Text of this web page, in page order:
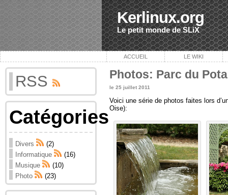
Kerlinux.org
Le petit monde de SLiX
ACCUEIL LE WIKI
RSS
Catégories
Divers
(2)
Informatique
(16)
Musique
(10)
Photo
(23)
Photos: Parc du
le 25 juillet 2011
Voici une série de photos faites lors
Oise):